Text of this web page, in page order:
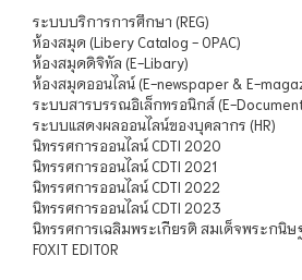
ระบบบริการการศึกษา (REG)
ห้องสมุด (Libery Catalog - OPAC)
ห้องสมุดดิจิทัล (E-Libary)
ห้องสมุดออนไลน์ (E-newspaper & E-
ระบบสารบรรณอิเล็กทรอนิกส์ (E-
ระบบแสดงผลออนไลน์ของบุคลากร (HR)
นิทรรศการออนไลน์ CDTI 2020
นิทรรศการออนไลน์ CDTI 2021
นิทรรศการออนไลน์ CDTI 2022
นิทรรศการออนไลน์ CDTI 2023
นิทรรศการเฉลิมพระเกียรติ สมเด็จพระกนิษ
FOXIT EDITOR